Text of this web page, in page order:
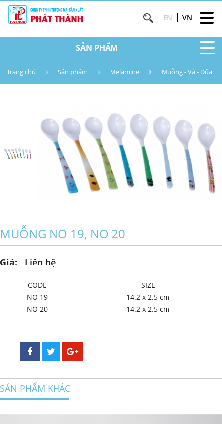
EN VN
SẢN PHẨM
Trang chủ Sản phẩm Melamine Muỗng - Vá - Đũa
MUỖNG NO 19, NO 20
Giá: Liên hệ
CODE
SIZE
NO 19
14.2 x 2.5 cm
NO 20
14.2 x 2.5 cm
SẢN PHẨM KHÁC